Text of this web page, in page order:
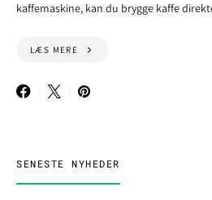
kaffemaskine, kan du brygge kaffe
LÆS MERE
SENESTE NYHEDER